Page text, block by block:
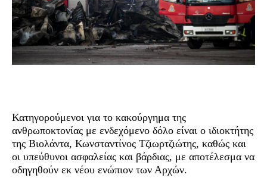
Κατηγορούμενοι για το κακούργημα της
ανθρωποκτονίας με ενδεχόμενο δόλο είναι ο ιδιοκτήτης
της Βιολάντα, Κωνσταντίνος Τζιωρτζιώτης, καθώς και
οι υπεύθυνοι ασφαλείας και βάρδιας, με αποτέλεσμα να
οδηγηθούν εκ νέου ενώπιον των Αρχών.